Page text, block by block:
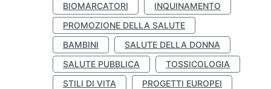
BIOMARCATORI
INQUINAMENTO
PROMOZIONE DELLA SALUTE
BAMBINI
SALUTE DELLA DONNA
SALUTE PUBBLICA
TOSSICOLOGIA
STILI DI VITA
PROGETTI EUROPEI